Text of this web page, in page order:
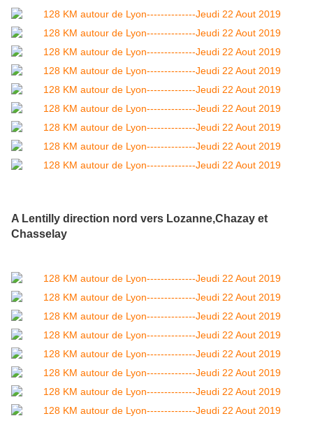
A Lentilly direction nord vers Lozanne,Chazay et
Chasselay